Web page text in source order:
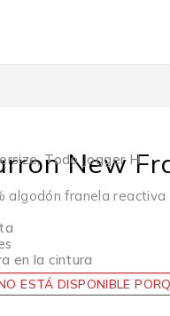
, Todo Jogger H
New
algodón franela reactiva
en la cintura
ESTÁ DISPONIBLE